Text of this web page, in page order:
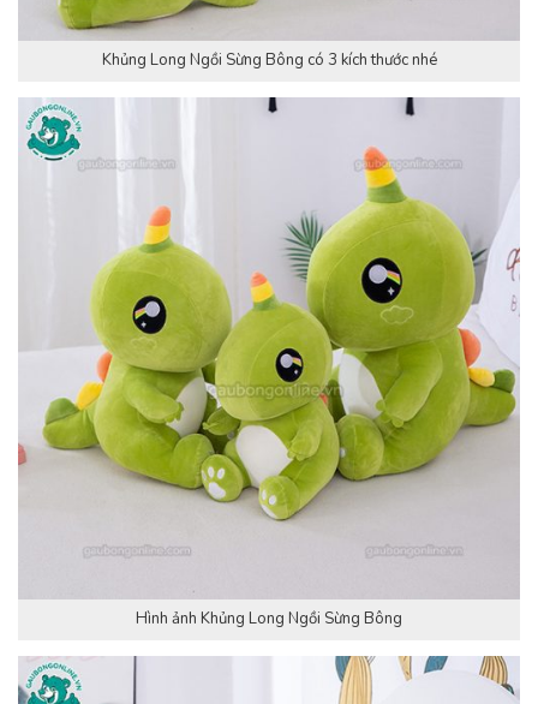
Khủng Long Ngồi Sừng Bông có 3 kích thước nhé
Hình ảnh Khủng Long Ngồi Sừng Bông